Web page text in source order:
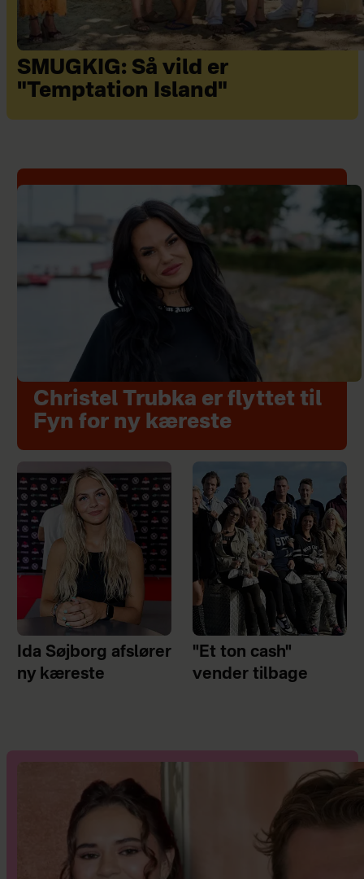
SMUGKIG: Så vild er
"Temptation Island"
Christel Trubka er flyttet til
Fyn for ny kæreste
Ida Søjborg afslører
ny kæreste
"Et ton cash"
vender tilbage